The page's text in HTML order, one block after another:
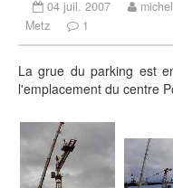
04 juil. 2007
Metz
1
La grue du parking est
l'emplacement du centre